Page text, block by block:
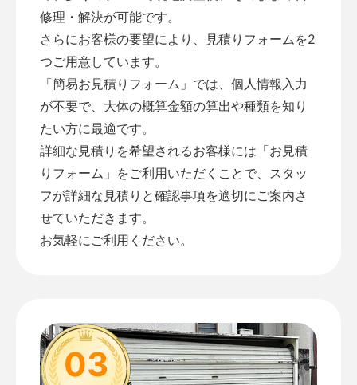
修理・解決が可能です。
さらにお客様の要望により、見積りフォームを2
つご用意しています。
「簡易お見積りフォーム 」では、個人情報入力
が不要で、大体の概算金額の算出や種類を知り
たい方に最適です。
詳細な見積りを希望されるお客様には「お見積
りフォーム 」をご利用いただくことで、スタッ
フが詳細な見積りと確認事項を適切にご案内さ
せていただきます。
お気軽にご利用ください。
03